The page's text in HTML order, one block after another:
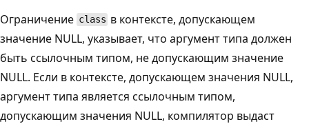
Ограничение class в контексте, допускающем
значение NULL, указывает, что аргумент типа должен
быть ссылочным типом, не допускающим значение
NULL. Если в контексте, допускающем значения NULL,
аргумент типа является ссылочным типом,
допускающим значения NULL, компилятор выдаст